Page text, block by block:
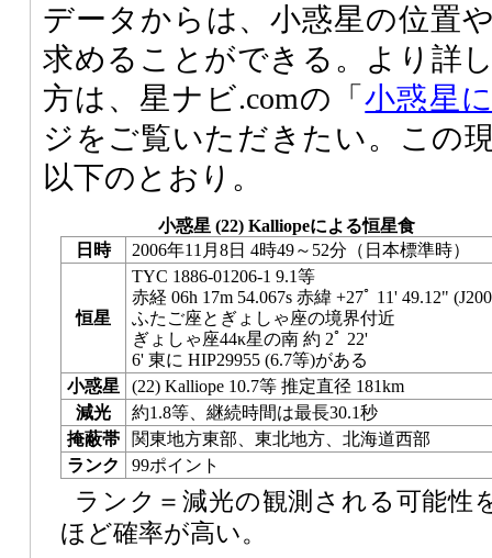
データからは、小惑星の位置
求めることができる。より詳
方は、星ナビ.comの「小惑星
ジをご覧いただきたい。この
以下のとおり。
小惑星 (22) Kalliopeによる恒星食
日時
2006年11月8日 4時49～52分（日本標準時）
恒星
TYC 1886-01206-1 9.1等
赤経 06h 17m 54.067s 赤緯 +27ﾟ 11' 49.12"
ふたご座とぎょしゃ座の境界付近
ぎょしゃ座44κ星の南 約 2ﾟ 22'
6' 東に HIP29955 (6.7等)がある
小惑星
(22) Kalliope 10.7等 推定直径 181km
減光
約1.8等、継続時間は最長30.1秒
掩蔽帯
関東地方東部、東北地方、北海道西部
ランク
99ポイント
ランク＝減光の観測される可能性
ほど確率が高い。